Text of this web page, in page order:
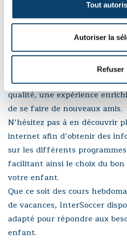
Tout
Autoriser la
Refuser
chance pour les enfants
en s’amusant au Football.
offrir aux enfants la meilleure
possible en mettant l’accent
Friends, Fair-Play & Football.
être sûrs que leur enfant
qualité, une expérience
de se faire de nouveaux amis.
N’hésitez pas à en découvrir
internet afin d’obtenir des
sur les différents
facilitant ainsi le choix du
votre enfant.
Que ce soit des cours
de vacances, InterSoccer
adapté pour répondre aux
enfant.